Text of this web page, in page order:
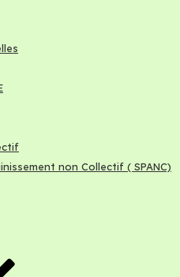
non Collectif ( SPANC)